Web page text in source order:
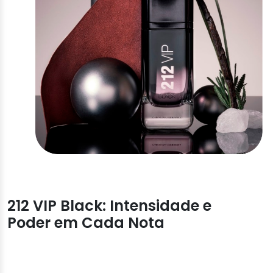
212 VIP Black: Intensidade e
Poder em Cada Nota